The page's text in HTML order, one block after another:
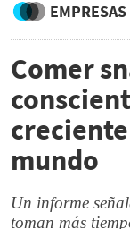
Comer
mundo
Un informe
toman más